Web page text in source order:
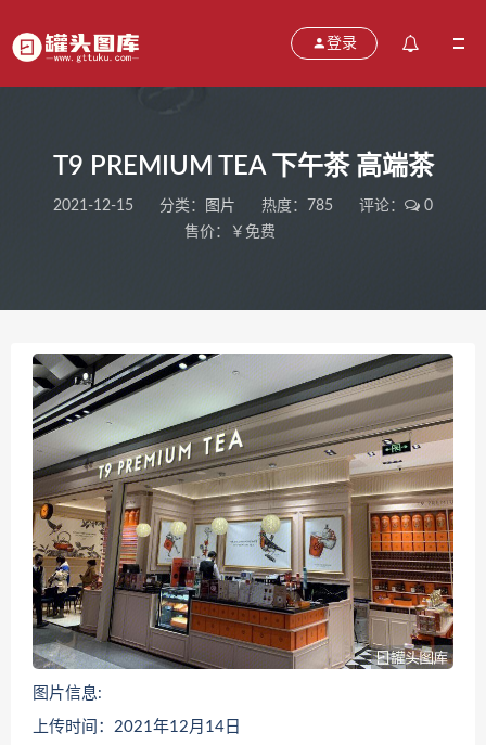
登录
T9 PREMIUM TEA 下午茶 高端茶
2021-12-15 分类： 图片 热度：785 评论：
0
售价：￥免费
图片信息:
上传时间：2021年12月14日